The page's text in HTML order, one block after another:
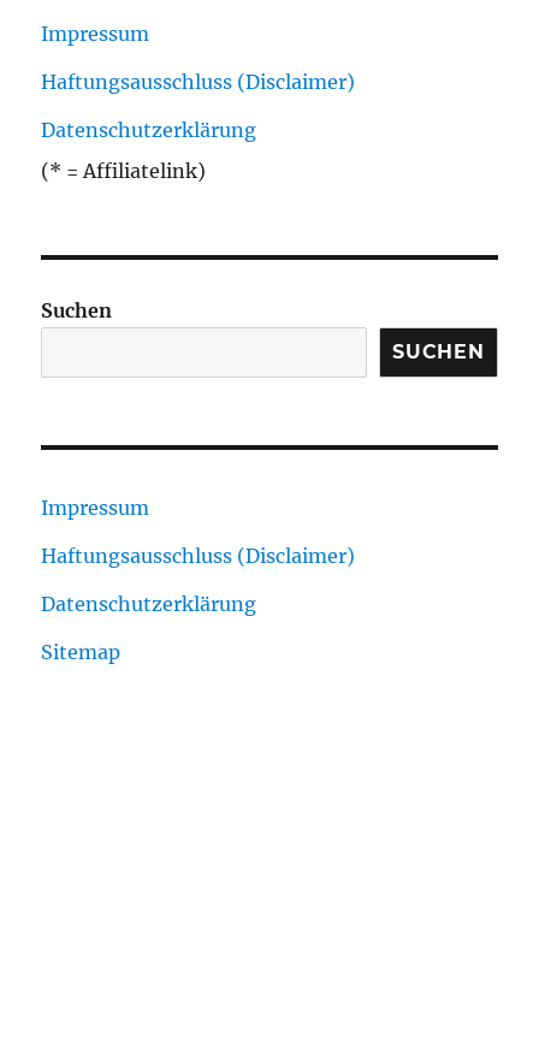
Impressum
Haftungsausschluss (Disclaimer)
Datenschutzerklärung
(* = Affiliatelink)
Suchen
SUCHEN
Impressum
Haftungsausschluss (Disclaimer)
Datenschutzerklärung
Sitemap